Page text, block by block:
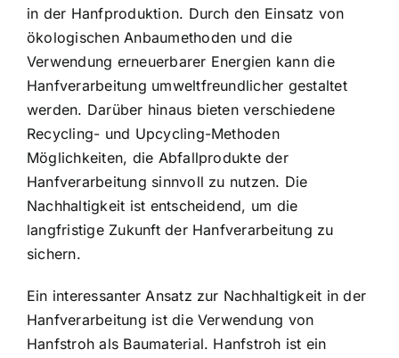
in der Hanfproduktion. Durch den Einsatz von
ökologischen Anbaumethoden und die
Verwendung erneuerbarer Energien kann die
Hanfverarbeitung umweltfreundlicher gestaltet
werden. Darüber hinaus bieten verschiedene
Recycling- und Upcycling-Methoden
Möglichkeiten, die Abfallprodukte der
Hanfverarbeitung sinnvoll zu nutzen. Die
Nachhaltigkeit ist entscheidend, um die
langfristige Zukunft der Hanfverarbeitung zu
sichern.
Ein interessanter Ansatz zur Nachhaltigkeit in der
Hanfverarbeitung ist dieVerwendung von
Hanfstroh als Baumaterial. Hanfstroh ist ein